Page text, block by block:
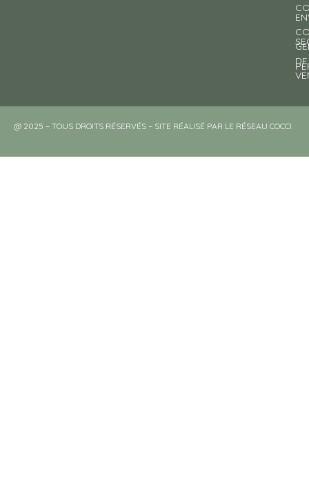
DE
@ 2025 – TOUS DROITS RÉSERVÉS – SITE RÉALISÉ PAR LE RÉSEAU COCCI